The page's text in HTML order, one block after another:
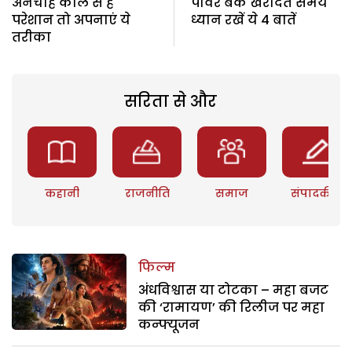
परेशान तो अपनाएं ये
तरीका
ध्यान रखें ये 4 बातें
सरिता से और
कहानी राजनीति समाज संपादकीय
फिल्म
अंधविश्वास या टोटका – महा बजट
की ‘रामायण’ की रिलीज पर महा
कन्फ्यूजन